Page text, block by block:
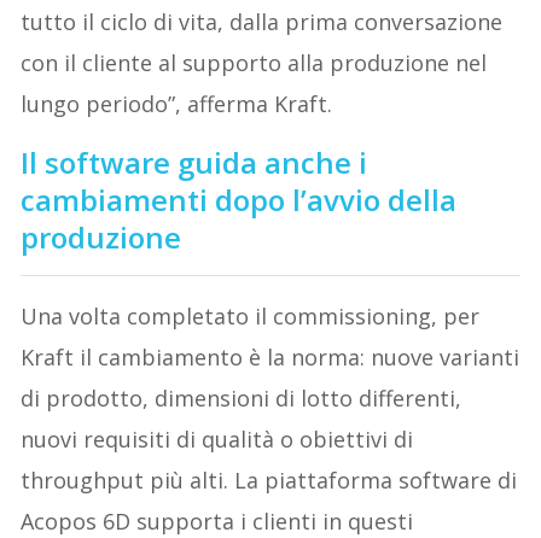
tutto il ciclo di vita, dalla prima conversazione
con il cliente al supporto alla produzione nel
lungo periodo”, afferma Kraft.
Il software guida anche i
cambiamenti dopo l’avvio della
produzione
Una volta completato il commissioning, per
Kraft il cambiamento è la norma: nuove varianti
di prodotto, dimensioni di lotto differenti,
nuovi requisiti di qualità o obiettivi di
throughput più alti. La piattaforma software di
Acopos 6D supporta i clienti in questi